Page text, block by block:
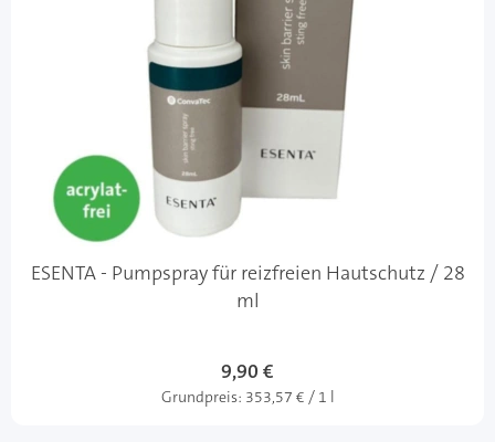
ESENTA - Pumpspray für reizfreien Hautschutz / 28
ml
9,90 €
Grundpreis: 353,57 € / 1 l